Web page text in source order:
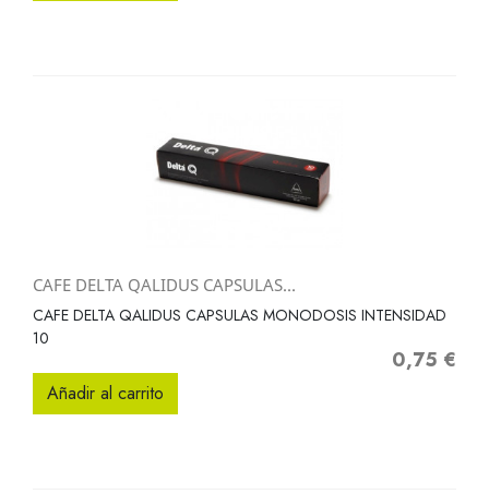
CAFE DELTA QALIDUS CAPSULAS...
CAFE DELTA QALIDUS CAPSULAS MONODOSIS INTENSIDAD
10
Precio
0,75 €
Añadir al carrito